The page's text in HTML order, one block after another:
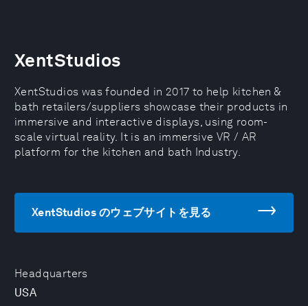
Headquarters
USA
XentStudios
XentStudios was founded in 2017 to help kitchen &
bath retailers/suppliers showcase their products in
immersive and interactive displays, using room-
scale virtual reality. It is an immersive VR / AR
platform for the kitchen and bath Industry.
XentStudios のウェブサイトを見る